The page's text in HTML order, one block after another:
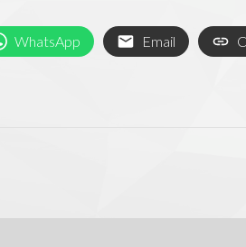
WhatsApp Email